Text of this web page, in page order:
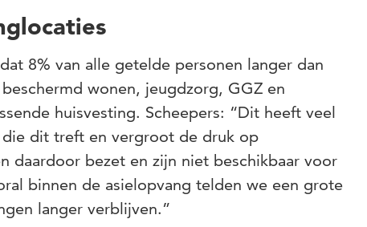
8% van alle getelde personen langer dan
wonen, jeugdzorg, GGZ en
huisvesting. Scheepers: “Dit heeft veel
dit treft en vergroot de druk op
daardoor bezet en zijn niet beschikbaar voor
binnen de asielopvang telden we een grote
langer verblijven.”